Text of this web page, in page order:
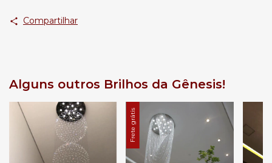
Compartilhar
Alguns outros Brilhos da Gênesis!
Frete grátis